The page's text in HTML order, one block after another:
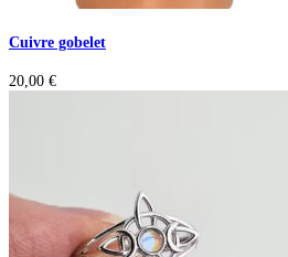
Cuivre gobelet
20,00 €